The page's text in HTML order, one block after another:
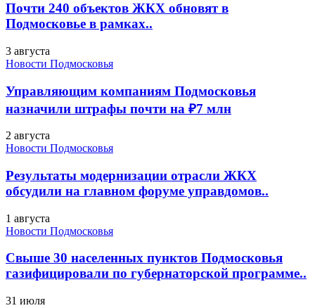
Почти 240 объектов ЖКХ обновят в
Подмосковье в рамках..
3 августа
Новости Подмосковья
Управляющим компаниям Подмосковья
назначили штрафы почти на ₽7 млн
2 августа
Новости Подмосковья
Результаты модернизации отрасли ЖКХ
обсудили на главном форуме управдомов..
1 августа
Новости Подмосковья
Свыше 30 населенных пунктов Подмосковья
газифицировали по губернаторской программе..
31 июля